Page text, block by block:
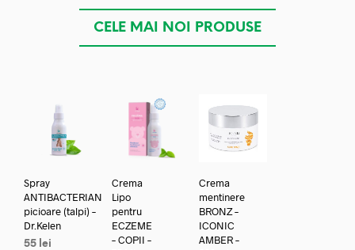
CELE MAI NOI PRODUSE
Spray
ANTIBACTERIAN
picioare (talpi) –
Dr.Kelen
55 lei
Crema
Lipo
pentru
ECZEME
– COPII –
Crema
mentinere
BRONZ –
ICONIC
AMBER –